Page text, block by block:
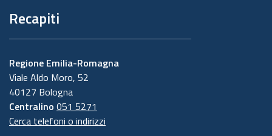
Recapiti
Regione Emilia-Romagna
Viale Aldo Moro, 52
40127 Bologna
Centralino 051 5271
Cerca telefoni o indirizzi